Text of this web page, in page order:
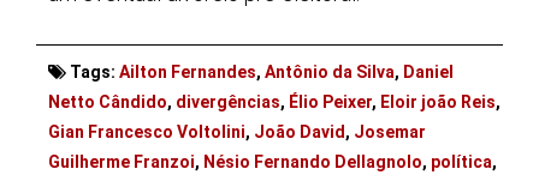
Tags: Ailton Fernandes, Antônio da Silva, Daniel
Netto Cândido, divergências, Élio Peixer, Eloir joão Reis,
Gian Francesco Voltolini, João David, Josemar
Guilherme Franzoi, Nésio Fernando Dellagnolo, política,